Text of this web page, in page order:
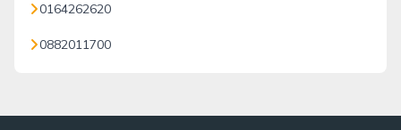
0164262620
0882011700